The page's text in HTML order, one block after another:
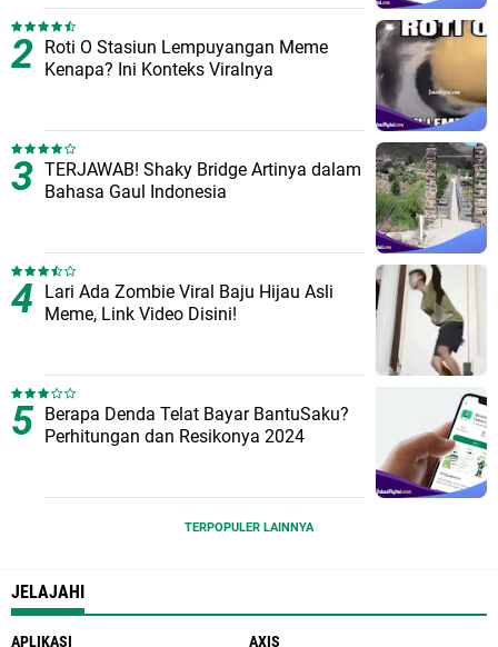
Roti O Stasiun Lempuyangan Meme
Kenapa? Ini Konteks Viralnya
TERJAWAB! Shaky Bridge Artinya dalam
Bahasa Gaul Indonesia
Lari Ada Zombie Viral Baju Hijau Asli
Meme, Link Video Disini!
Berapa Denda Telat Bayar BantuSaku?
Perhitungan dan Resikonya 2024
TERPOPULER LAINNYA
JELAJAHI
APLIKASI AXIS